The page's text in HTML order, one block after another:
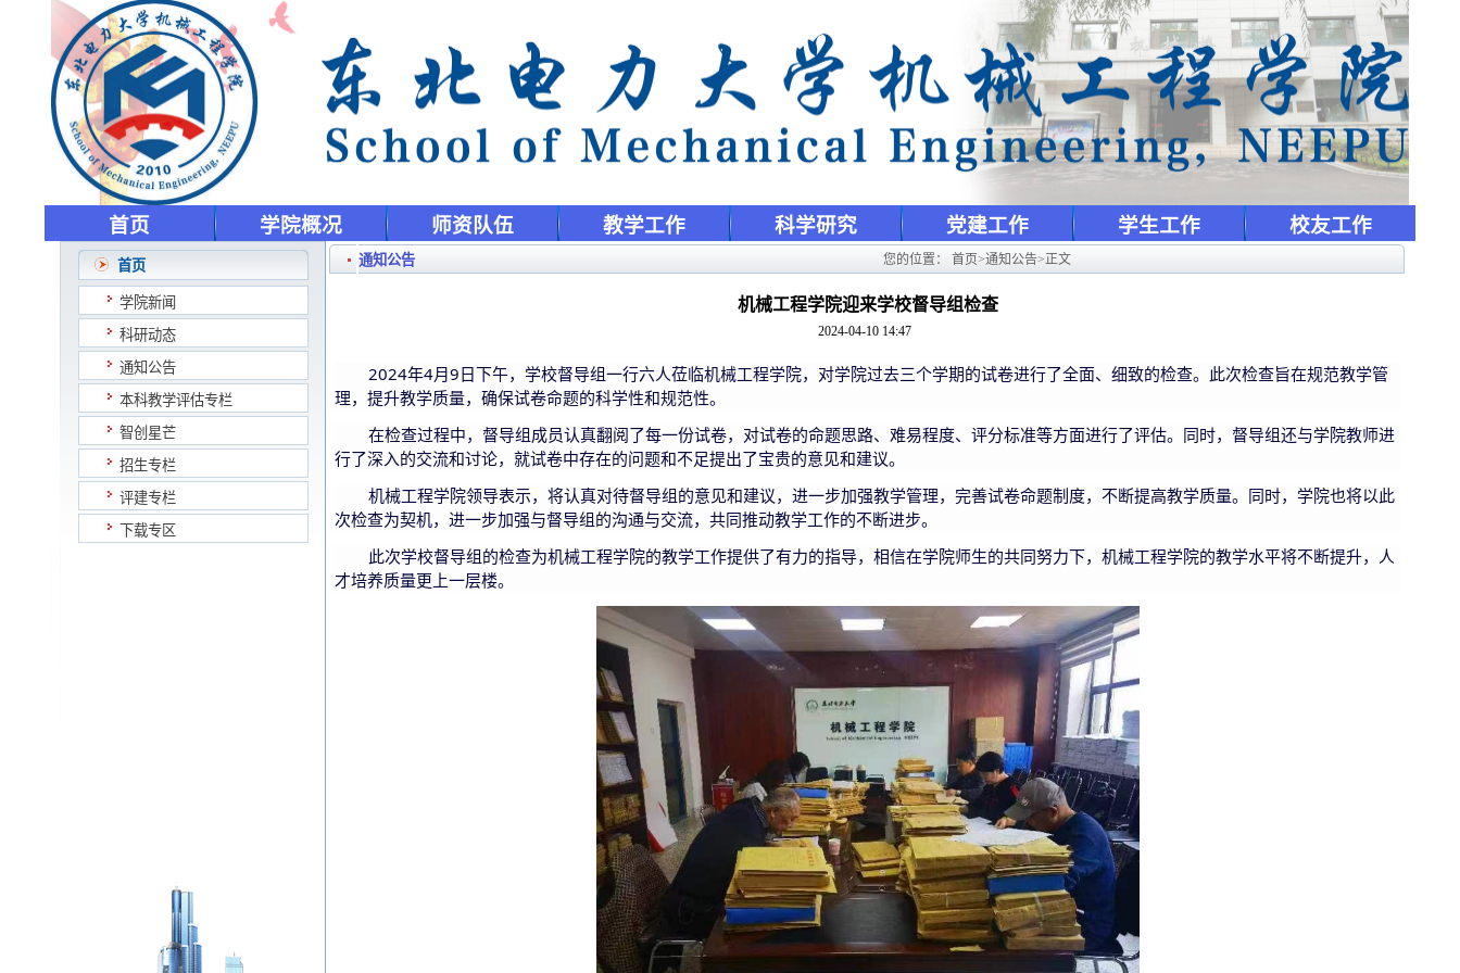
首页 学院概况 师资队伍 教学工作 科学研究 党建工作 学生工作 校友工作
首页
学院新闻
科研动态
通知公告
本科教学评估专栏
智创星芒
招生专栏
评建专栏
下载专区
通知公告 您的位置： 首页>通知公告>正文
机械工程学院迎来学校督导组检查
2024-04-10 14:47
2024年4月9 日下午，学校督导组一行六人莅临机械工程学院，对学院过去三个学期的试卷进行了全面、细致的检查。此次检查旨在规范教学管
理，提升教学质量，确保试卷命题的科学性和规范性。
在检查过程中，督导组成员认真翻阅了每一份试卷，对试卷的命题思路、难易程度、评分标准等方面进行了评估。同时，督导组还与学院教师进
行了深入的交流和讨论，就试卷中存在的问题和不足提出了宝贵的意见和建议。
机械工程学院领导表示，将认真对待督导组的意见和建议，进一步加强教学管理，完善试卷命题制度，不断提高教学质量。同时，学院也将以此
次检查为契机，进一步加强与督导组的沟通与交流，共同推动教学工作的不断进步。
此次学校督导组的检查为机械工程学院的教学工作提供了有力的指导，相信在学院师生的共同努力下，机械工程学院的教学水平将不断提升，人
才培养质量更上一层楼。